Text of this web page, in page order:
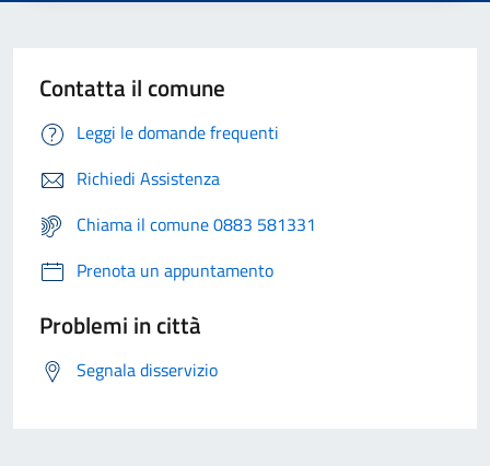
Contatta il comune
Leggi le domande frequenti
Richiedi Assistenza
Chiama il comune 0883 581331
Prenota un appuntamento
Problemi in città
Segnala disservizio